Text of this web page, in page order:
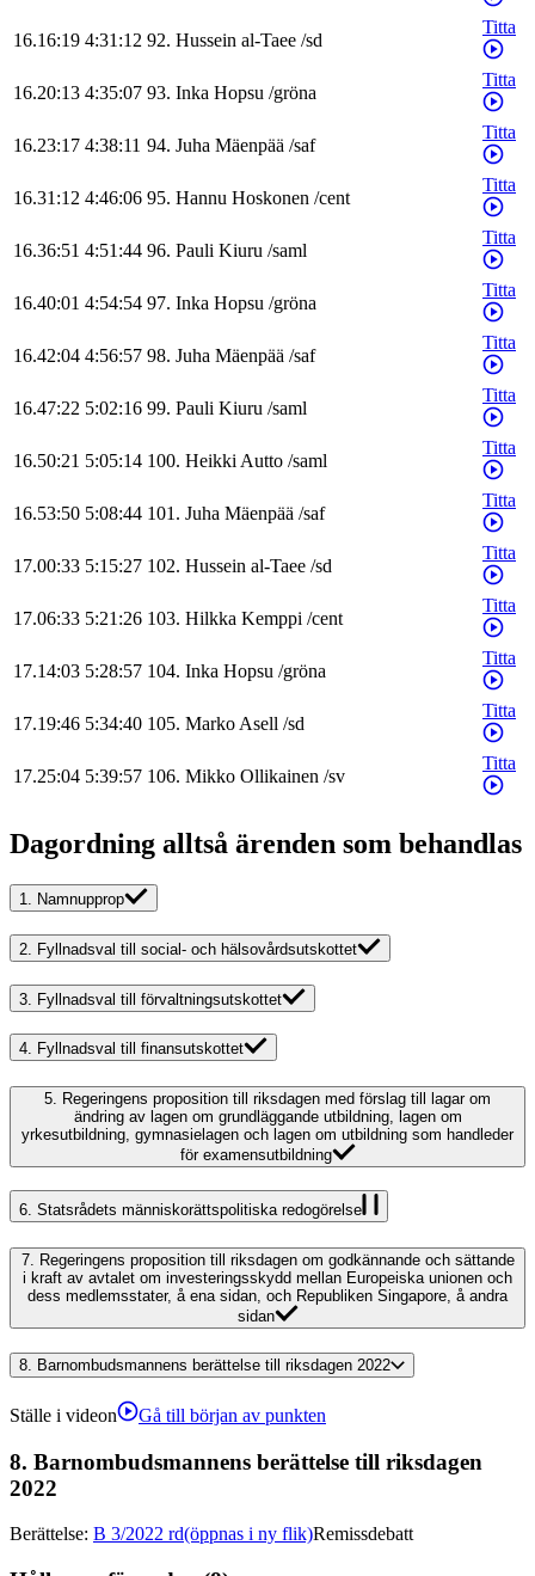
16.16:19 4:31:12 92. Hussein al-Taee /sd
Titta
16.20:13 4:35:07 93. Inka Hopsu /gröna
Titta
16.23:17 4:38:11 94. Juha Mäenpää /saf
Titta
16.31:12 4:46:06 95. Hannu Hoskonen /cent
Titta
16.36:51 4:51:44 96. Pauli Kiuru /saml
Titta
16.40:01 4:54:54 97. Inka Hopsu /gröna
Titta
16.42:04 4:56:57 98. Juha Mäenpää /saf
Titta
16.47:22 5:02:16 99. Pauli Kiuru /saml
Titta
16.50:21 5:05:14 100. HeikkiAutto /saml
Titta
16.53:50 5:08:44 101. Juha Mäenpää /saf
Titta
17.00:33 5:15:27 102. Hussein al-Taee /sd
Titta
17.06:33 5:21:26 103. Hilkka Kemppi /cent
Titta
17.14:03 5:28:57 104. Inka Hopsu /gröna
Titta
17.19:46 5:34:40 105. MarkoAsell /sd
Titta
17.25:04 5:39:57 106. Mikko Ollikainen /sv
Titta
Dagordning alltså ärenden som behandlas
1. Namnupprop
2. Fyllnadsval till social- och hälsovårdsutskottet
3. Fyllnadsval till förvaltningsutskottet
4. Fyllnadsval till finansutskottet
5. Regeringens proposition till riksdagen med förslag till lagar om
ändring av lagen om grundläggande utbildning, lagen om
yrkesutbildning, gymnasielagen och lagen om utbildning som handleder
för examensutbildning
6. Statsrådets människorättspolitiska redogörelse
7. Regeringens proposition till riksdagen om godkännande och sättande
i kraft av avtalet om investeringsskydd mellan Europeiska unionen och
dess medlemsstater, å ena sidan, och Republiken Singapore, å andra
sidan
8. Barnombudsmannens berättelse till riksdagen 2022
Ställe i videon Gå till början av punkten
8. Barnombudsmannens berättelse till riksdagen
2022
Berättelse: B 3/2022 rd(öppnas i ny flik)Remissdebatt